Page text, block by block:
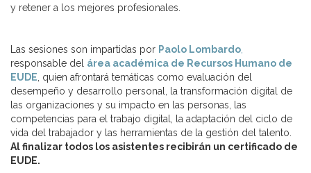
y retener a los mejores profesionales.
Las sesiones son impartidas por Paolo Lombardo
responsable del área académica de Recursos Humano de
EUDE , quien afrontará temáticas como evaluación del
desempeño y desarrollo personal, la transformación digital de
las organizaciones y su impacto en las personas, las
competencias para el trabajo digital, la adaptación del ciclo de
vida del trabajador y las herramientas de la gestión del talento.
Al finalizar todos los asistentes recibirán un certificado de
EUDE.